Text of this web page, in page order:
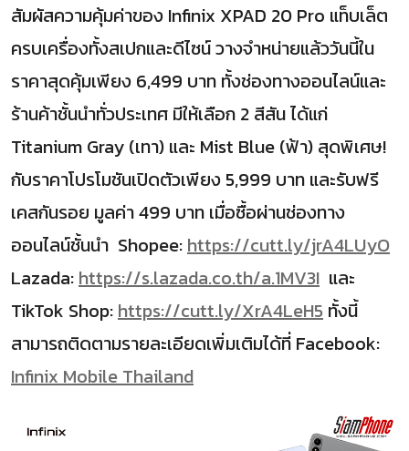
สัมผัสความคุ้มค่าของ Infinix XPAD 20 Pro แท็บเล็ต
ครบเครื่องทั้งสเปกและดีไซน์ วางจำหน่ายแล้ววันนี้ใน
ราคาสุดคุ้มเพียง 6,499 บาท ทั้งช่องทางออนไลน์และ
ร้านค้าชั้นนำทั่วประเทศ มีให้เลือก 2 สีสัน ได้แก่
Titanium Gray (เทา) และ Mist Blue (ฟ้า) สุดพิเศษ!
กับราคาโปรโมชันเปิดตัวเพียง 5,999 บาท และรับฟรี
เคสกันรอย มูลค่า 499 บาท เมื่อซื้อผ่านช่องทาง
ออนไลน์ชั้นนำ Shopee: https://cutt.ly/jrA4LUyO
Lazada: https://s.lazada.co.th/a.1MV3I และ
TikTok Shop: https://cutt.ly/XrA4LeH5 ทั้งนี้
สามารถติดตามรายละเอียดเพิ่มเติมได้ที่ Facebook:
Infinix Mobile Thailand